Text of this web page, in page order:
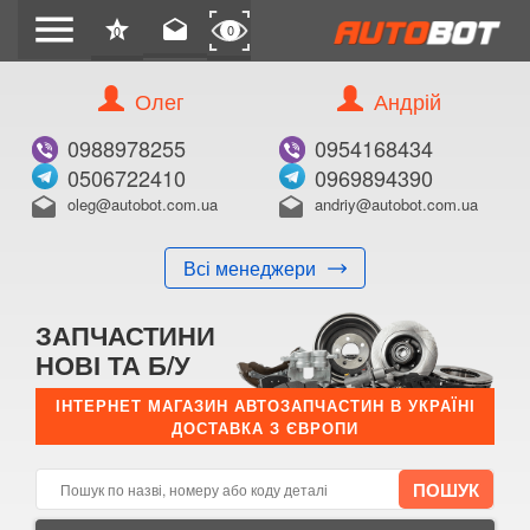
menu star
0 drafts 0
Олег
0988978255
0506722410
drafts oleg@autobot.com.ua
Всі менеджери
Андрій
0954168434
0969894390
drafts andriy@autobot.com.ua
ЗАПЧАСТИНИ
НОВІ ТА Б/У
ІНТЕРНЕТ МАГАЗИН АВТОЗАПЧАСТИН В УКРАЇНІ
ДОСТАВКА З ЄВРОПИ
КУПИТИ
Оригінальний номер:
Примітка:
E-mail:
Телефон: